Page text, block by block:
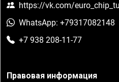
https://vk.com/
WhatsApp: +79317082148
+7 938 208-11-77
Правовая информация